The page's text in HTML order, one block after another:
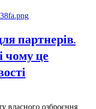
партнерів.
чому це
власного озброєння